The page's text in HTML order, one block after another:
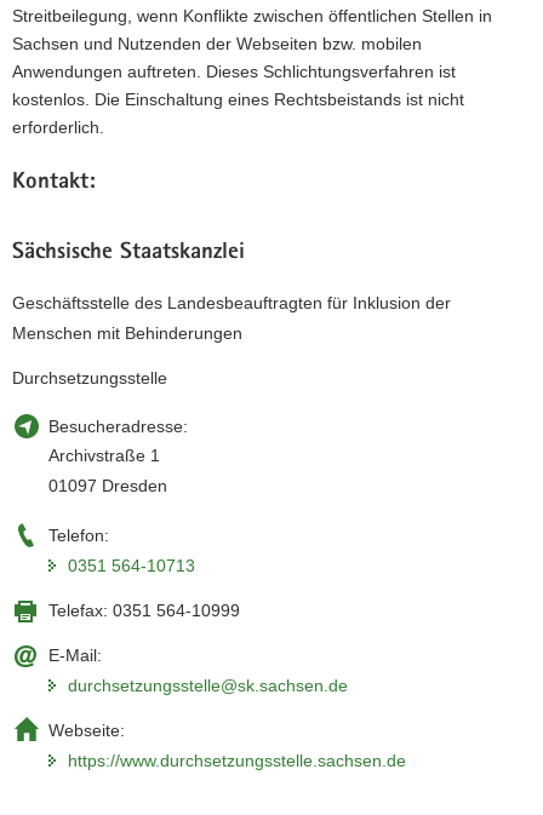
Streitbeilegung, wenn Konflikte zwischen öffentlichen Stellen in
Sachsen und Nutzenden der Webseiten bzw. mobilen
Anwendungen auftreten. Dieses Schlichtungsverfahren ist
kostenlos. Die Einschaltung eines Rechtsbeistands ist nicht
erforderlich.
Kontakt:
Sächsische Staatskanzlei
Geschäftsstelle des Landesbeauftragten für Inklusion der
Menschen mit Behinderungen
Durchsetzungsstelle
Besucheradresse:
Archivstraße 1
01097 Dresden
Telefon:
0351 564-10713
Telefax: 0351 564-10999
E-Mail:
durchsetzungsstelle@sk.sachsen.de
Webseite:
https://www.durchsetzungsstelle.sachsen.de